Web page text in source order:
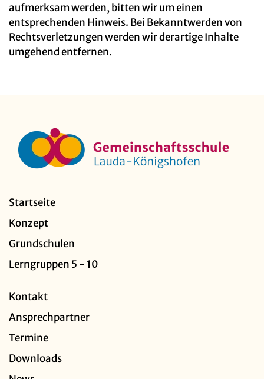
aufmerksam werden, bitten wir um einen
entsprechenden Hinweis. Bei Bekanntwerden von
Rechtsverletzungen werden wir derartige Inhalte
umgehend entfernen.
Startseite
Konzept
Grundschulen
Lerngruppen 5 - 10
Kontakt
Ansprechpartner
Termine
Downloads